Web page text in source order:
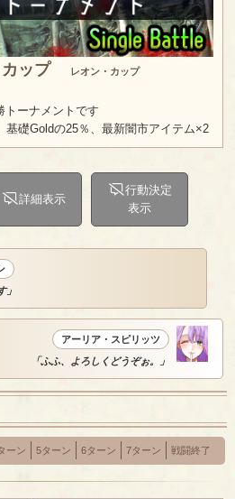
ップ レオン・カップ
トーナメントです
基礎Goldの25％、最新闇市アイテム×2
詳細表示
行動決定
表示
」
アーリア・スピリッツ
「ふふ、よろしくどうぞぉ。」
ーン 5ターン 6ターン 7ターン 戦闘終了